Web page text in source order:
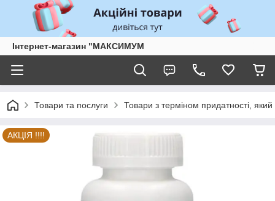
Інтернет-магазин "МАКСИМУМ
Товари та послуги Товари з терміном придатності, який
АКЦІЯ !!!!